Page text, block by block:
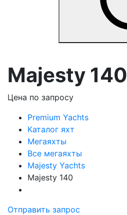
Majesty 140
Цена по запросу
Premium Yachts
Каталог яхт
Мегаяхты
Все мегаяхты
Majesty Yachts
Majesty 140
Отправить запрос